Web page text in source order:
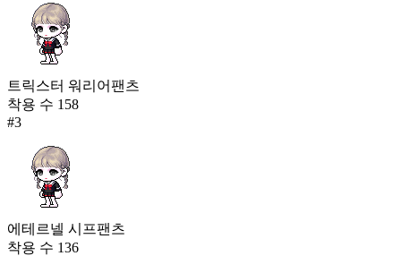
트릭스터 워리어팬츠
착용 수 158
#3
에테르넬 시프팬츠
착용 수 136